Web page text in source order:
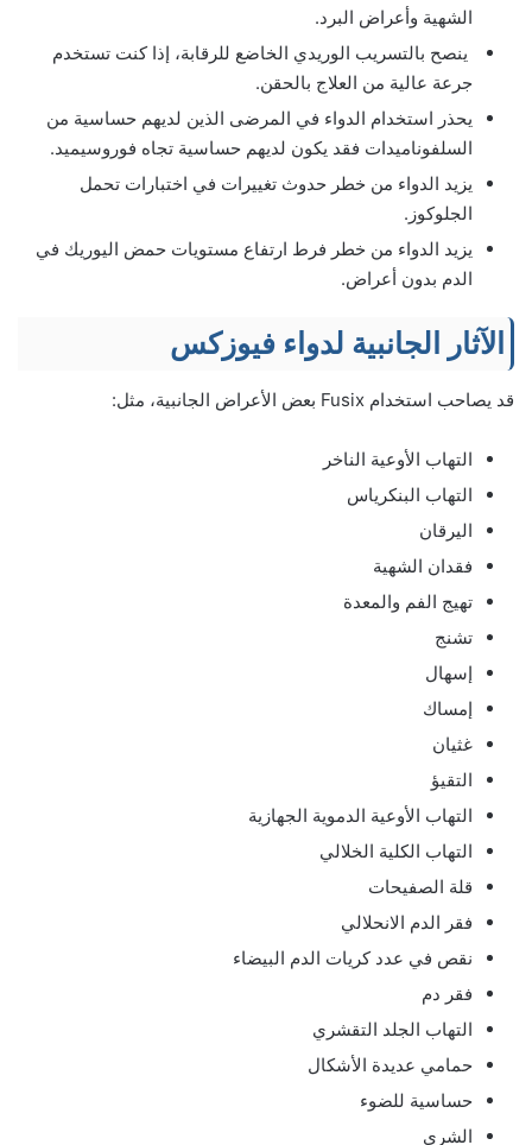
الشهية وأعراض البرد.
ينصح بالتسريب الوريدي الخاضع للرقابة، إذا كنت تستخدم
جرعة عالية من العلاج بالحقن.
يحذر استخدام الدواء في المرضى الذين لديهم حساسية من
السلفوناميدات فقد يكون لديهم حساسية تجاه فوروسيميد.
يزيد الدواء من خطر حدوث تغييرات في اختبارات تحمل
الجلوكوز.
يزيد الدواء من خطر فرط ارتفاع مستويات حمض اليوريك في
الدم بدون أعراض.
الآثار الجانبية لدواء فيوزكس
قد يصاحب استخدام Fusix بعض الأعراض الجانبية، مثل:
التهاب الأوعية الناخر
التهاب البنكرياس
اليرقان
فقدان الشهية
تهيج الفم والمعدة
تشنج
إسهال
إمساك
غثيان
التقيؤ
التهاب الأوعية الدموية الجهازية
التهاب الكلية الخلالي
قلة الصفيحات
فقر الدم الانحلالي
نقص في عدد كريات الدم البيضاء
فقر دم
التهاب الجلد التقشري
حمامي عديدة الأشكال
حساسية للضوء
الشرى